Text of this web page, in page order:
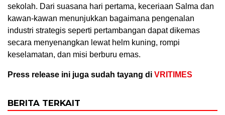
sekolah. Dari suasana hari pertama, keceriaan Salma dan
kawan-kawan menunjukkan bagaimana pengenalan
industri strategis seperti pertambangan dapat dikemas
secara menyenangkan lewat helm kuning, rompi
keselamatan, dan misi berburu emas.
Press release ini juga sudah tayang di VRITIMES
BERITA TERKAIT